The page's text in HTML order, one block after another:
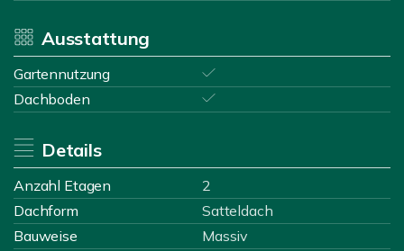
Ausstattung
Gartennutzung
Dachboden
Details
Anzahl Etagen
2
Dachform
Satteldach
Bauweise
Massiv